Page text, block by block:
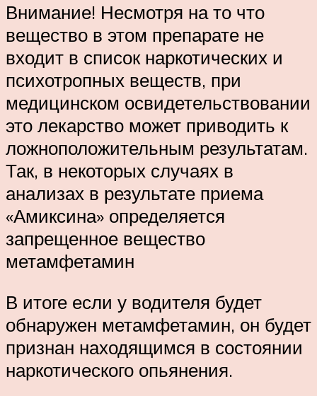
Внимание! Несмотря на то что
вещество в этом препарате не
входит в список наркотических и
психотропных веществ, при
медицинском освидетельствовании
это лекарство может приводить к
ложноположительным результатам.
Так, в некоторых случаях в
анализах в результате приема
«Амиксина» определяется
запрещенное вещество
метамфетамин
В итоге если у водителя будет
обнаружен метамфетамин, он будет
признан находящимся в состоянии
наркотического опьянения.